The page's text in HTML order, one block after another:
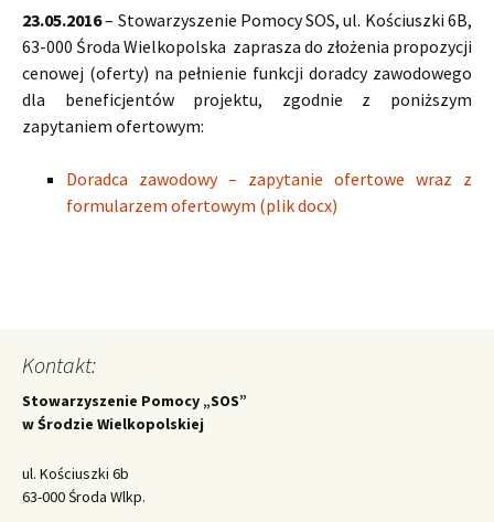
23.05.2016– Stowarzyszenie Pomocy SOS, ul. Kościuszki 6B,
63-000 Środa Wielkopolska zaprasza do złożenia propozycji
cenowej (oferty) na pełnienie funkcji doradcy zawodowego
dla beneficjentów projektu, zgodnie z poniższym
zapytaniem ofertowym:
Doradca zawodowy – zapytanie ofertowe wraz z
formularzem ofertowym (plik docx)
Kontakt:
Stowarzyszenie Pomocy „SOS”
w Środzie Wielkopolskiej
ul. Kościuszki 6b
63-000 Środa Wlkp.